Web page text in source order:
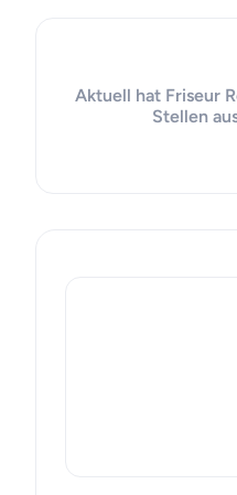
Aktuell hat Friseur
Stellen